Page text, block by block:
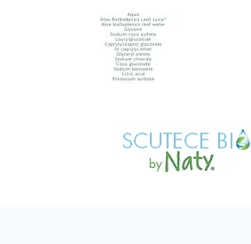
PRODUSE BEBE